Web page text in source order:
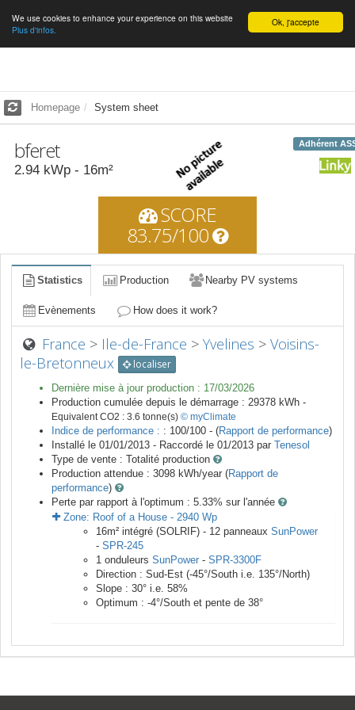
English Ok, j'accepte
We use cookies to enhance your experience on this website
Plus d'infos.
Homepage System sheet
bferet
2.94 kWp - 16m²
Adhérent
SCORE
83.75/100
Statistics Production Nearby PV systems
Evènements How does it work?
France > Ile-de-France >Yvelines >Voisins-
le-Bretonneux
localiser
Dernière mise à jour production : 17/03/2026
Production cumulée depuis le démarrage : 29378 kWh -
Equivalent CO2 : 3.6 tonne(s) © myClimate
Indice de performance : : 100/100 - (Rapport de performance)
Installé le 01/01/2013 - Raccordé le 01/2013 par Tenesol
Type de vente : Totalité production
Production attendue : 3098 kWh/year (Rapport de
performance)
Perte par rapport à l'optimum : 5.33% sur l'année
Zone: Roof of a House - 2940 Wp
16m² intégré (SOLRIF) - 12 panneaux SunPower
- SPR-245
1 onduleurs SunPower - SPR-3300F
Direction : Sud-Est (-45°/South i.e. 135°/North)
Slope : 30° i.e. 58%
Optimum : -4°/South et pente de 38°